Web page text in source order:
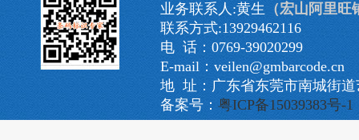
业务联系人:黄生 （宏山阿里旺
联系方式:13929462116
电 话：0769-39020299
E-mail：veilen@gmbarcode.cn
地 址：广东省东莞市南城街
备案号： 粤ICP备15039383号-1